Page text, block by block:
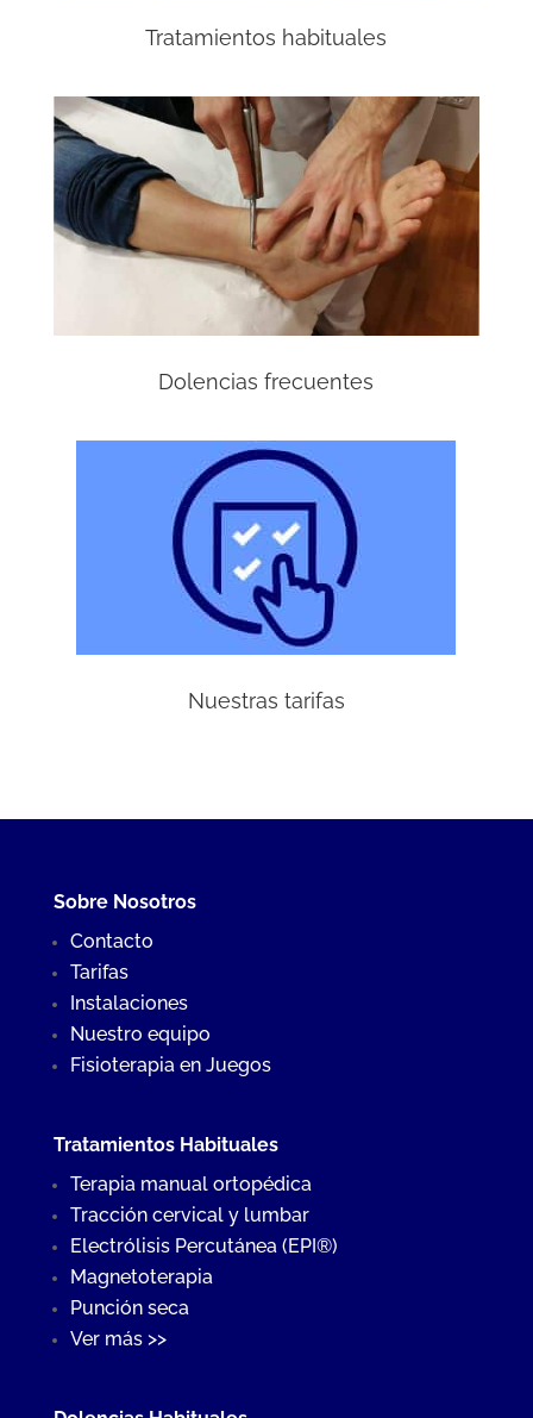
Tratamientos habituales
Dolencias frecuentes
Nuestras tarifas
Sobre Nosotros
Contacto
Tarifas
Instalaciones
Nuestro equipo
Fisioterapia en Juegos
Tratamientos Habituales
Terapia manual ortopédica
Tracción cervical y lumbar
Electrólisis Percutánea (EPI®)
Magnetoterapia
Punción seca
Ver más >>